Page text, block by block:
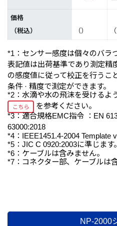
価格
（税込）
（） （
*1：センサー感度は個々のバラ
表記値は出荷基準であり測定精
の感度値に従って校正を行うこ
条件 · 精度で測定ができます。
*2：水滴や水の飛沫を受けるよ
こちら
を参考ください。
*3：適合規格EMC指令 ：EN
63000:2018
*4：IEEE1451.4-2004 Template
*5：JIC C 0920:2003に準じます。
*6：ケーブルは含みません。
*7：コネクター部、ケーブルは
NP-2000